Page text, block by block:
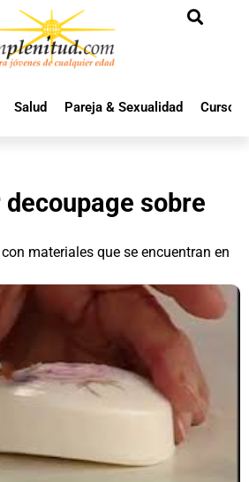
Salud Pareja & Sexualidad Cursos
sobre
materiales que se encuentran en